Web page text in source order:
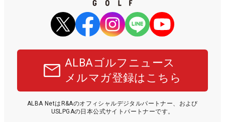
ALBAゴルフニュース
メルマガ登録はこちら
ALBA NetはR&Aのオフィシャルデジタルパートナー、および
USLPGAの日本公式サイトパートナーです。